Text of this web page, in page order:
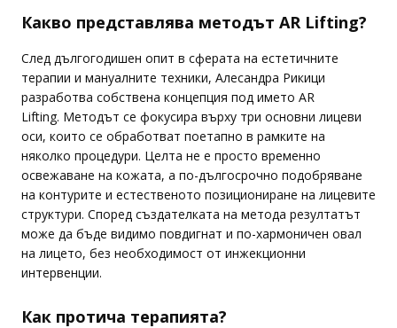
Какво представлява методът AR Lifting?
След дългогодишен опит в сферата на естетичните
терапии и мануалните техники, Алесандра Рикици
разработва собствена концепция под името AR
Lifting. Методът се фокусира върху три основни лицеви
оси, които се обработват поетапно в рамките на
няколко процедури. Целта не е просто временно
освежаване на кожата, а по-дългосрочно подобряване
на контурите и естественото позициониране на лицевите
структури. Според създателката на метода резултатът
може да бъде видимо повдигнат и по-хармоничен овал
на лицето, без необходимост от инжекционни
интервенции.
Как протича терапията?